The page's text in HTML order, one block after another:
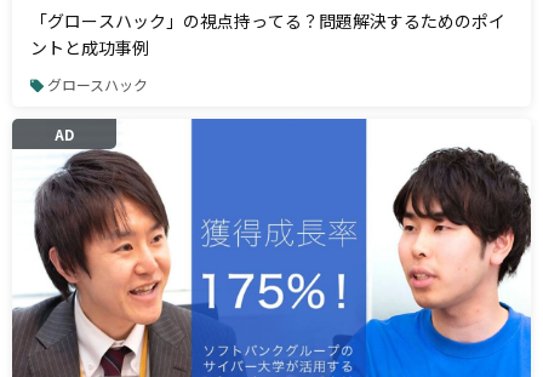
「グロースハック」の視点持ってる？問題解決するためのポイ
ントと成功事例
グロースハック
AD